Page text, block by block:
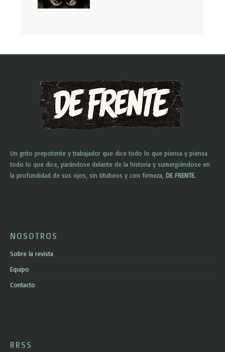
Un grito prepotente y trabajador que dice todo lo que piensa y piensa
todo lo que dice, parándose delante de la historia y sumergiéndose en
la profundidad de sus ojos, sin titubeos y con firmeza, DE FRENTE.
NOSOTROS
Sobre la revista
Equipo
Contacto
RRSS